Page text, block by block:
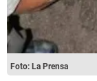
Foto: La Prensa